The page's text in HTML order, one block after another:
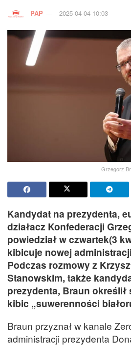
PAP 2025-04-04 10:03
Grzegorz
Kandydat na prezydenta,
działacz Konfederacji
powiedział w czwartek(3
kibicuje nowej
Podczas rozmowy z
Stanowskim, także
prezydenta, Braun
kibic „suwerenności
Braun przyznał w kanale
administracji prezydenta